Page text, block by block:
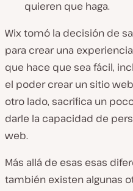
quieren que haga.
Wix tomó la decisión de
para crear una
que hace que sea fácil,
el poder crear un sitio
otro lado, sacrifica un
darle la capacidad de
web.
Más allá de esas esas
también existen algunas